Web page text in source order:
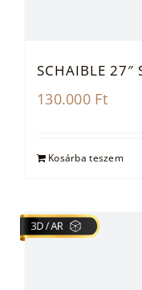
SCHAIBLE 27″
130.000 Ft
Kosárba teszem